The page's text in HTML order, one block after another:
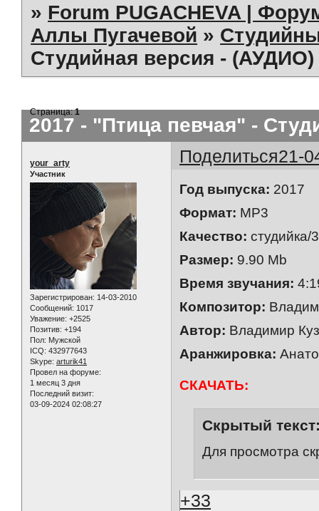
» Forum PUGACHEVA |
Аллы Пугачевой »
Студийная версия - (АУДИО)
2017 - "Птица певчая" -
Страница:1
Поделиться21-
your_arty
Участник
Зарегистрирован: 14-03-2010
Сообщений: 1017
Уважение: +2525
Позитив: +194
Пол: Мужской
ICQ: 432977643
Skype: arturik41
Провел на форуме:
1 месяц 3 дня
Последний визит:
03-09-2024 02:08:27
Год выпуска: 2017
Формат: MP3
Качество: студийка/
Размер: 9.90 Mb
Время звучания:
Композитор:
Автор: Владимир
Аранжировка:
СКАЧАТЬ:
Скрытый
Для просмотра
+33